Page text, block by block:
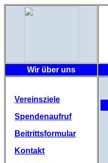
Wir über uns
Vereinsziele
Spendenaufruf
Beitrittsformular
Kontakt